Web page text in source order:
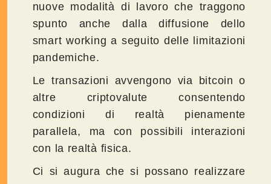
nuove modalità di lavoro che traggono
spunto anche dalla diffusione dello
smart working a seguito delle limitazioni
pandemiche.
Le transazioni avvengono via bitcoin o
altre criptovalute consentendo
condizioni di realtà pienamente
parallela, ma con possibili interazioni
con la realtà fisica.
Ci si augura che si possano realizzare